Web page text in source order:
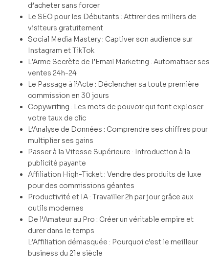
d’acheter sans forcer
Le SEO pour les Débutants : Attirer des milliers de
visiteurs gratuitement
Social Media Mastery : Captiver son audience sur
Instagram et TikTok
L’Arme Secrète de l’Email Marketing : Automatiser ses
ventes 24h-24
Le Passage à l’Acte : Déclencher sa toute première
commission en 30 jours
Copywriting : Les mots de pouvoir qui font exploser
votre taux de clic
L’Analyse de Données : Comprendre ses chiffres pour
multiplier ses gains
Passer à la Vitesse Supérieure : Introduction à la
publicité payante
Affiliation High-Ticket : Vendre des produits de luxe
pour des commissions géantes
Productivité et IA : Travailler 2h par jour grâce aux
outils modernes
De l’Amateur au Pro : Créer un véritable empire et
durer dans le temps
L’Affiliation démasquée : Pourquoi c’est le meilleur
business du 21e siècle